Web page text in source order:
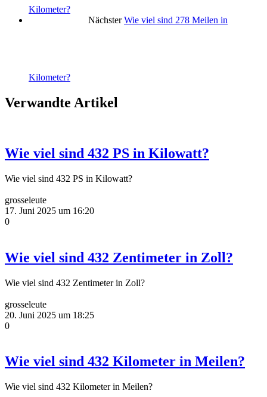
Kilometer?
Nächster Wie viel sind 278 Meilen in
Kilometer?
Verwandte Artikel
Wie viel sind 432 PS in Kilowatt?
Wie viel sind 432 PS in Kilowatt?
grosseleute
17. Juni 2025 um 16:20
0
Wie viel sind 432 Zentimeter in Zoll?
Wie viel sind 432 Zentimeter in Zoll?
grosseleute
20. Juni 2025 um 18:25
0
Wie viel sind 432 Kilometer in Meilen?
Wie viel sind 432 Kilometer in Meilen?